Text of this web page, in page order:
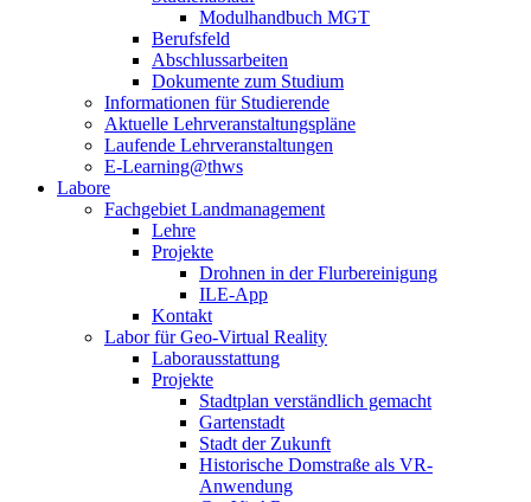
Modulhandbuch MGT
Berufsfeld
Abschlussarbeiten
Dokumente zum Studium
Informationen für Studierende
Aktuelle Lehrveranstaltungspläne
Laufende Lehrveranstaltungen
E-Learning@thws
Labore
Fachgebiet Landmanagement
Lehre
Projekte
Drohnen in der Flurbereinigung
ILE-App
Kontakt
Labor für Geo-Virtual Reality
Laborausstattung
Projekte
Stadtplan verständlich gemacht
Gartenstadt
Stadt der Zukunft
Historische Domstraße als VR-
Anwendung